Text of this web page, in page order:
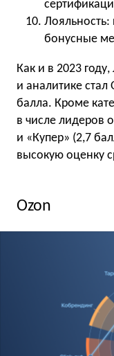
бонусные
Как и в 2023
и аналитике стал
балла. Кроме
в числе лидеров
и «Купер» (2,7
высокую оценку
Ozon